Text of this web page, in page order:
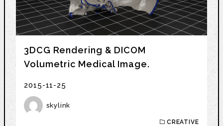
3DCG Rendering & DICOM
Volumetric Medical Image.
2015-11-25
skylink
CREATIVE